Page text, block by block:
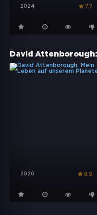
2024 7.7
2020 8.9